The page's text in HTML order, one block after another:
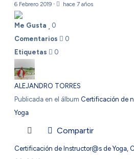
6 Febrero 2019 · hace 7 años
Me Gusta
0
Comentarios
0
Etiquetas
0
ALEJANDRO TORRES
Publicada en el álbum Certificación de
Yoga
Compartir
Certificación de Instructor@s de Yoga,